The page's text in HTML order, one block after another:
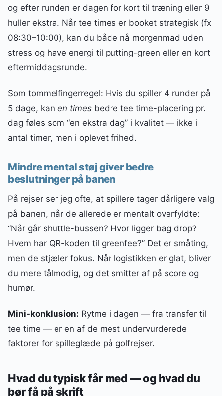
og efter runden er dagen for kort til træning eller 9
huller ekstra. Når tee times er booket strategisk (fx
08:30–10:00), kan du både nå morgenmad uden
stress og have energi til putting-green eller en kort
eftermiddagsrunde.
Som tommelfingerregel: Hvis du spiller 4 runder på
5 dage, kan en times bedre tee time-placering pr.
dag føles som “en ekstra dag” i kvalitet — ikke i
antal timer, men i oplevet frihed.
Mindre mental støj giver bedre
beslutninger på banen
På rejser ser jeg ofte, at spillere tager dårligere valg
på banen, når de allerede er mentalt overfyldte:
“Når går shuttle-bussen? Hvor ligger bag drop?
Hvem har QR-koden til greenfee?” Det er småting,
men de stjæler fokus. Når logistikken er glat, bliver
du mere tålmodig, og det smitter af på score og
humør.
Mini-konklusion: Rytme i dagen — fra transfer til
tee time — er en af de mest undervurderede
faktorer for spilleglæde på golfrejser.
Hvad du typisk får med — og hvad du
bør få på skrift